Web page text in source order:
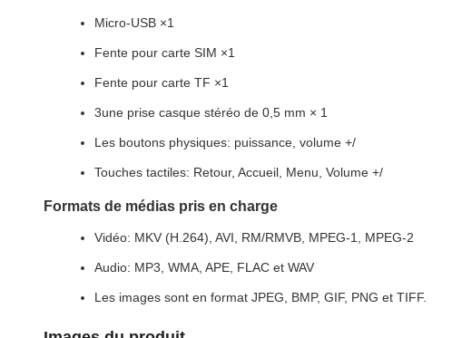
Micro-USB ×1
Fente pour carte SIM ×1
Fente pour carte TF ×1
3une prise casque stéréo de 0,5 mm × 1
Les boutons physiques: puissance, volume +/
Touches tactiles: Retour, Accueil, Menu, Volume +/
Formats de médias pris en charge
Vidéo: MKV (H.264), AVI, RM/RMVB, MPEG-1, MPEG-2
Audio: MP3, WMA, APE, FLAC et WAV
Les images sont en format JPEG, BMP, GIF, PNG et TIFF.